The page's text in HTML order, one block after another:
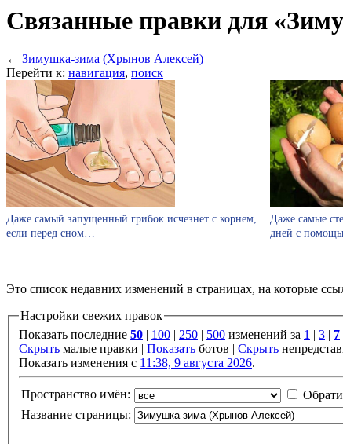
Связанные правки для
← Зимушка-зима (Хрынов Алексей)
Перейти к: навигация, поиск
Даже самый запущенный грибок исчезнет с корнем,
если перед сном…
Даже самые
дней с
Это список недавних изменений в страницах, на которые
Настройки свежих правок
Показать последние 50 | 100 | 250 | 500 изменений за 1 | 3 | 7
Скрыть малые правки | Показать ботов | Скрыть
Показать изменения с 11:38, 9 августа 2026.
Пространство имён:
Название страницы: